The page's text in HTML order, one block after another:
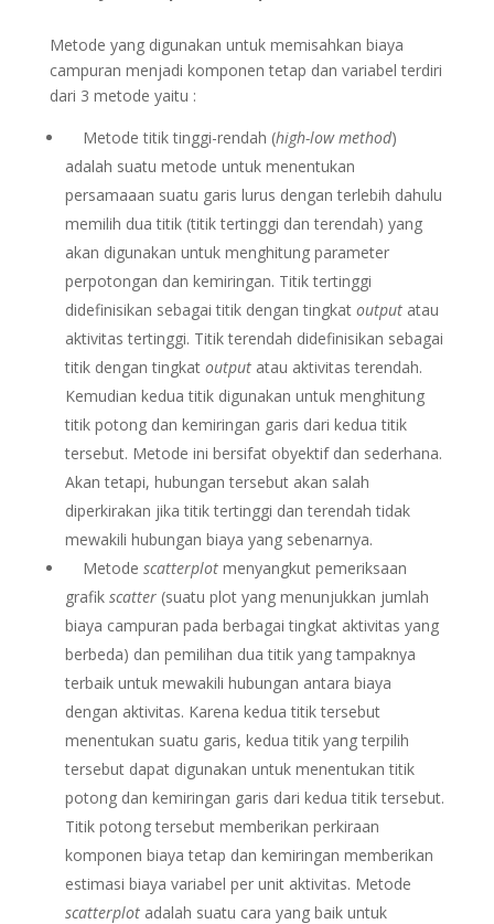
Metode yang digunakan untuk memisahkan biaya
campuran menjadi komponen tetap dan variabel terdiri
dari 3 metode yaitu :
Metode titik tinggi-rendah (high-low method)
adalah suatu metode untuk menentukan
persamaaan suatu garis lurus dengan terlebih dahulu
memilih dua titik (titik tertinggi dan terendah) yang
akan digunakan untuk menghitung parameter
perpotongan dan kemiringan. Titik tertinggi
didefinisikan sebagai titik dengan tingkat outputatau
aktivitas tertinggi. Titik terendah didefinisikan sebagai
titik dengan tingkat outputatau aktivitas terendah.
Kemudian kedua titik digunakan untuk menghitung
titik potong dan kemiringan garis dari kedua titik
tersebut. Metode ini bersifat obyektif dan sederhana.
Akan tetapi, hubungan tersebut akan salah
diperkirakan jika titik tertinggi dan terendah tidak
mewakili hubungan biaya yang sebenarnya.
Metode scatterplotmenyangkut pemeriksaan
grafik scatter(suatu plot yang menunjukkan jumlah
biaya campuran pada berbagai tingkat aktivitas yang
berbeda) dan pemilihan dua titik yang tampaknya
terbaik untuk mewakili hubungan antara biaya
dengan aktivitas. Karena kedua titik tersebut
menentukan suatu garis, kedua titik yang terpilih
tersebut dapat digunakan untuk menentukan titik
potong dan kemiringan garis dari kedua titik tersebut.
Titik potong tersebut memberikan perkiraan
komponen biaya tetap dan kemiringan memberikan
estimasi biaya variabel per unit aktivitas. Metode
scatterplot adalah suatu cara yang baik untuk